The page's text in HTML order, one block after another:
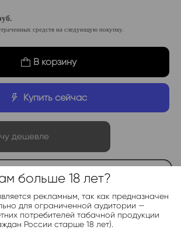
средств на следующую покупку.
В корзину
Купить сейчас
дешевле
2000+
и акции каждые день!
Подписаться
больше 18 лет?
рекламным, так как предназначен
для ограниченной аудитории —
потребителей табачной продукции
России старше 18 лет).